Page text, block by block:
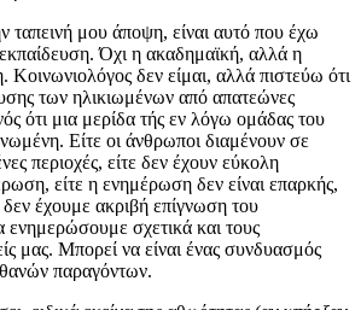
ταπεινή μου άποψη, είναι αυτό που έχω
Όχι η ακαδημαϊκή, αλλά η
Κοινωνιολόγος δεν είμαι, αλλά πιστεύω ότι
των ηλικιωμένων από απατεώνες
ότι μια μερίδα τής εν λόγω ομάδας του
Είτε οι άνθρωποι διαμένουν σε
περιοχές, είτε δεν έχουν εύκολη
είτε η ενημέρωση δεν είναι επαρκής,
δεν έχουμε ακριβή επίγνωση του
σχετικά και τους
μας. Μπορεί να είναι ένας συνδυασμός
παραγόντων.